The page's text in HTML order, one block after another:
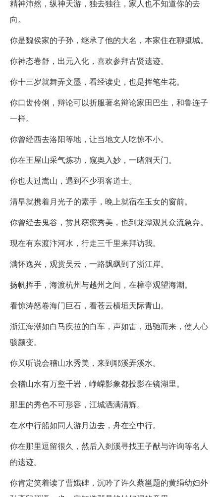
精神沛然，纵神天游，独去独往，家人也不知道你的去
向。
你是魏侯家的子孙，继承了他的大名，本家住在聊摄城。
你神态卷舒，出元入化，喜欢参拜古贤遗迹。
你十三岁就舞弄文墨，看经读史，也是挥笔生花。
你口齿伶俐，辩论可以折服著名辩论家田巴生，和鲁连子
一样。
你曾经西去洛阳等地，让当地文人吃惊不小。
你在王屋山采气炼功，窥奥入妙，一睹洞天门。
你也去过嵩山，遇到不少羽客道士。
清早就携着月光子的素手，晚上就宿在玉女的窗前。
你曾经去鬼谷，赏其窈窕秀美，也到龙潭观其众流急奔。
现在有东渡汴河水，行走三千里来拜访我。
满怀逸兴，观赏吴云，一路飘飖到了浙江岸。
扬帆挥手，海渡杭州与越州之间，在樟亭观望海潮。
看惊涛怒卷海门巨石，看苍云横垣天际青山。
浙江海潮如白马疾拉的白车，声如雷，迅驰而来，使人心
骇颜变。
你又听说会稽山水秀美，来到耶溪弄溪水。
会稽山水有万壑千岩，峥嵘影象都投影在镜湖里。
那里的秀色不可形容，江城洒满清辉。
在水中行船如同人游月边去，舟在空中行。
你在那里逗留很久，然后入剡溪寻找王子猷与许询等名人
的遗迹。
你肯定笑着读了曹娥碑，沉吟了许久蔡邕题的黄绢幼妇外